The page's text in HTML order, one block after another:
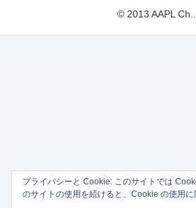
© 2013 AAPL Ch..
プライバシーと Cookie: このサイトでは
のサイトの使用を続けると、Cookie の使用に